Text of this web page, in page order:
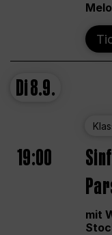
Di8.9.
19:00
mit